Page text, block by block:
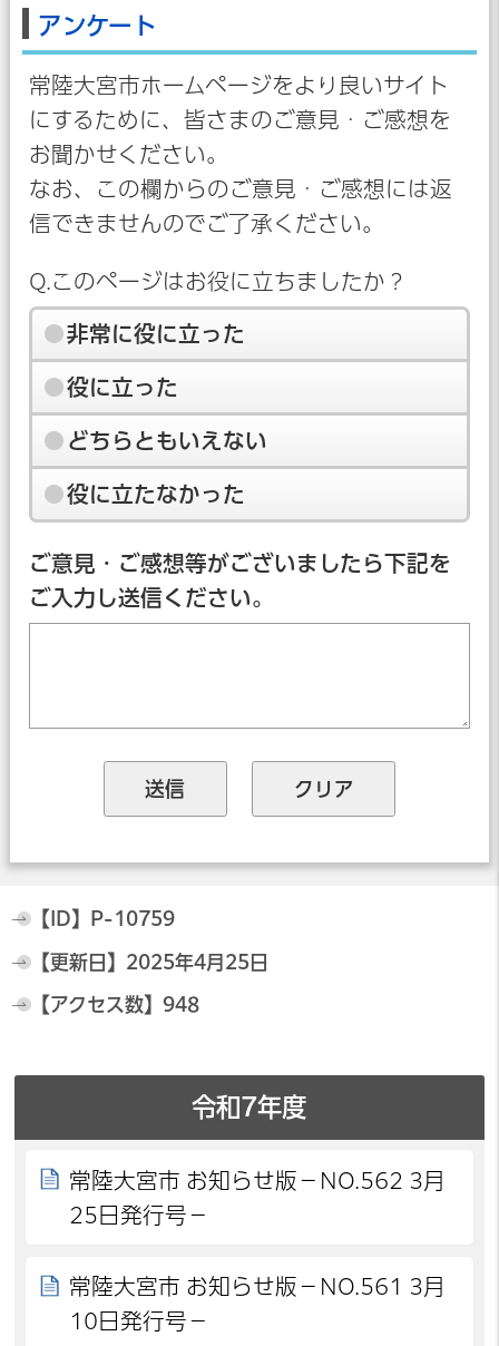
アンケート
常陸大宮市ホームページをより良いサイト
にするために、皆さまのご意見・ご感想を
お聞かせください。
なお、この欄からのご意見・ご感想には返
信できませんのでご了承ください。
Q.このページはお役に立ちましたか？
非常に役に立った
役に立った
どちらともいえない
役に立たなかった
ご意見・ご感想等がございましたら下記を
ご入力し送信ください。
【ID】 P-10759
【更新日】 2025年4月25日
【アクセス数】 948
令和7年度
常陸大宮市 お知らせ版－NO.562 3月
25日発行号－
常陸大宮市 お知らせ版－NO.561 3月
10日発行号－